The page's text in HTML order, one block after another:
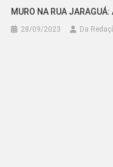
MURO NA RUA
28/09/2023 Da